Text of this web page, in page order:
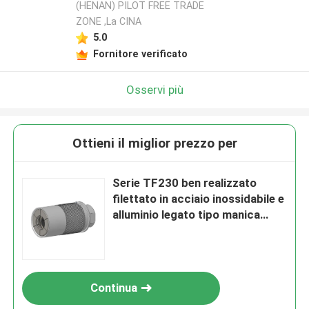
(HENAN) PILOT FREE TRADE
ZONE ,La CINA
5.0
Fornitore verificato
Osservi più
Ottieni il miglior prezzo per
Serie TF230 ben realizzato
filettato in acciaio inossidabile e
alluminio legato tipo manica
Continua